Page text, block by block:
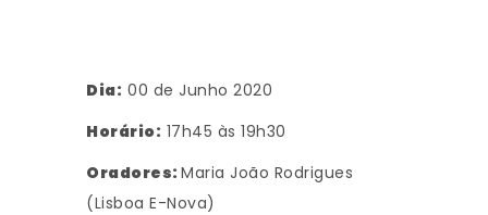
Dia: 00 de Junho 2020
Horário: 17h45 às 19h30
Oradores: Maria João Rodrigues
(Lisboa E-Nova)